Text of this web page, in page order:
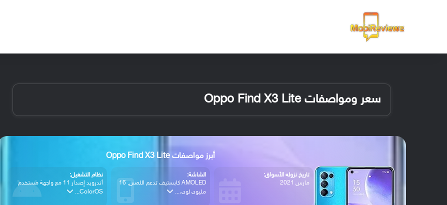
سعر ومواصفات Oppo Find X3 Lite
أبرز مواصفات Oppo Find X3 Lite
تاريخ نزوله الأسواق:
مارس 2021
الشاشة:
AMOLED كابستيف تدعم اللمس, 16
مليون لون،...
نظام التشغيل:
أندرويد إصدار 11 مع واجهة مستخدم
ColorOS...